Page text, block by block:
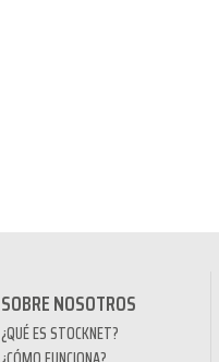
SOBRE NOSOTROS
¿QUÉ ES STOCKNET?